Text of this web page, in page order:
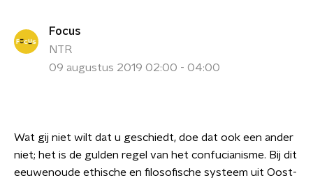
Focus
NTR
09 augustus 2019 02:00 - 04:00
Wat gij niet wilt dat u geschiedt, doe dat ook een ander
niet; het is de gulden regel van het confucianisme. Bij dit
eeuwenoude ethische en filosofische systeem uit Oost-